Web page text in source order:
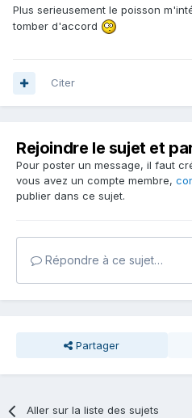
Plus serieusement le poisson
tomber d'accord
Citer
Rejoindre le sujet et
Pour poster un message, il faut
vous avez un compte membre,
publier dans ce sujet.
Répondre à ce sujet…
Partager
Aller sur la liste des sujets